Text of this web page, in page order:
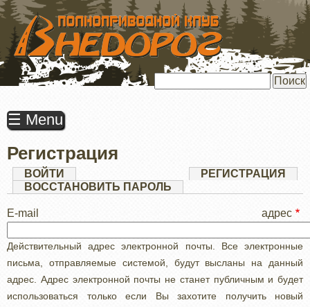
ПЕРЕЙТИ
ОСНОВНОМУ
СОДЕРЖАНИЮ
☰ Menu
Регистрация
Главные
вкладки
ВОЙТИ РЕГИСТРАЦИЯ
ВОССТАНОВИТЬ ПАРОЛЬ
E-mail адрес
Действительный адрес электронной почты. Все электронные
письма, отправляемые системой, будут высланы на данный
адрес. Адрес электронной почты не станет публичным и будет
использоваться только если Вы захотите получить новый